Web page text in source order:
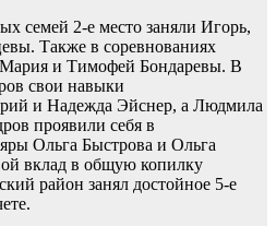
семей 2-е место заняли Игорь,
Также в соревнованиях
и Тимофей Бондаревы. В
свои навыки
и Надежда Эйснер, а Людмила
проявили себя в
Ольга Быстрова и Ольга
вклад в общую копилку
район занял достойное 5-е